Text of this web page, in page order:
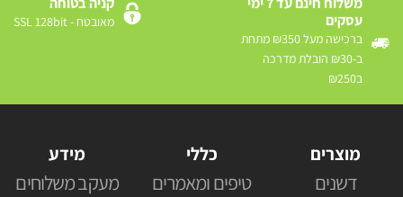
עסקים
ברכישה מעל ₪350 מתחת
ב-₪30 הובלת מדרכה
ב₪250
מאובטח - SSL 128bit
מוצרים
דשנים
כללי
טיפים ומאמרים
מידע
מעקב משלוחים